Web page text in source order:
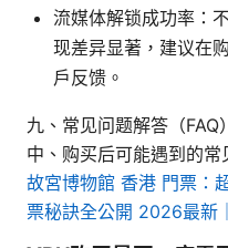
流媒体解锁成功率：
现差异显著，建议在
户反馈。
九、常见问题解答（
中、购买后可能遇到的常
故宮博物館 香港 門票：
票秘訣全公開 2026最新